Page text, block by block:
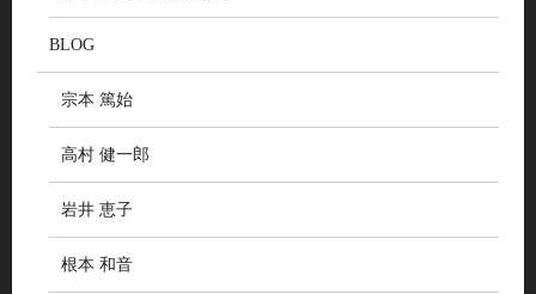
BLOG
宗本 篤始
高村 健一郎
岩井 恵子
根本 和音